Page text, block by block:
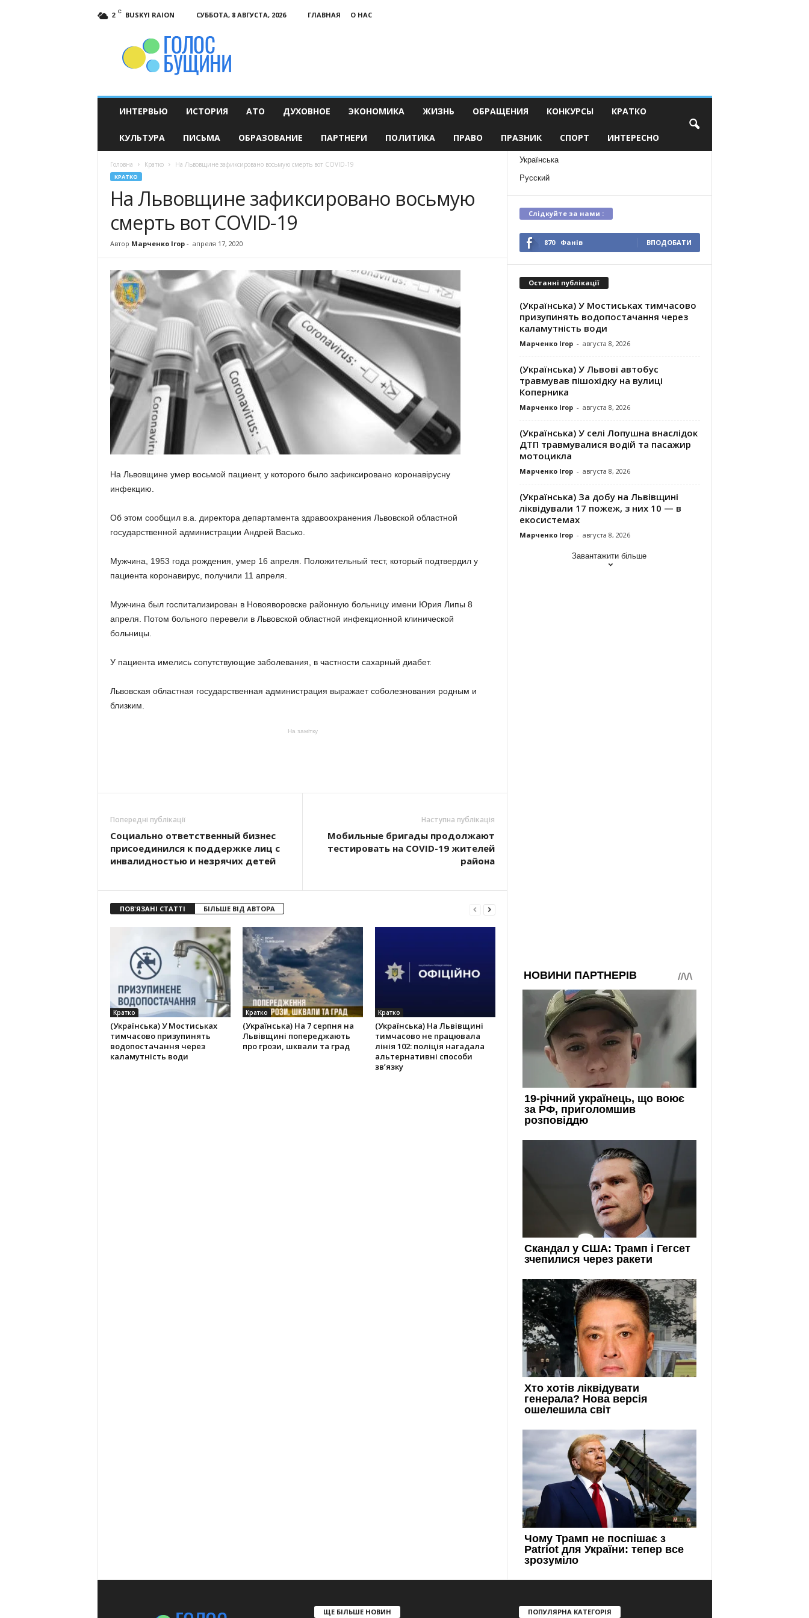
2 C BUSKYI RAION СУББОТА, 8 АВГУСТА, 2026 ГЛАВНАЯ
О НАС
ИНТЕРВЬЮ ИСТОРИЯ АТО ДУХОВНОЕ ЭКОНОМИКА ЖИЗНЬ ОБРАЩЕНИЯ КОНКУРСЫ КРАТКО
КУЛЬТУРА ПИСЬМА ОБРАЗОВАНИЕ ПАРТНЕРИ ПОЛИТИКА ПРАВО ПРАЗНИК СПОРТ ИНТЕРЕСНО
Головна Кратко На Львовщине зафиксировано восьмую смерть вот COVID-19
КРАТКО
На Львовщине зафиксировано восьмую
смерть вот COVID-19
Автор Марченко Ігор- апреля 17, 2020
На Львовщине умер восьмой пациент, у которого было зафиксировано коронавірусну
инфекцию.
Об этом сообщил в.а. директора департамента здравоохранения Львовской областной
государственной администрации Андрей Васько.
Мужчина, 1953 года рождения, умер 16 апреля. Положительный тест, который подтвердил у
пациента коронавирус, получили 11 апреля.
Мужчина был госпитализирован в Новояворовске районную больницу имени Юрия Липы 8
апреля. Потом больного перевели в Львовской областной инфекционной клинической
больницы.
У пациента имелись сопутствующие заболевания, в частности сахарный диабет.
Львовская областная государственная администрация выражает соболезнования родным и
близким.
На замітку
Попередні публікації
Социально ответственный бизнес
присоединился к поддержке лиц с
инвалидностью и незрячих детей
Наступна публікація
Мобильные бригады продолжают
тестировать на COVID-19 жителей
района
ПОВ'ЯЗАНІ СТАТТІ БІЛЬШЕ ВІД АВТОРА
Кратко
(Українська) У Мостиськах
тимчасово призупинять
водопостачання через
каламутність води
Кратко
(Українська) На 7 серпня на
Львівщині попереджають
про грози, шквали та град
Кратко
(Українська) На Львівщині
тимчасово не працювала
лінія 102: поліція нагадала
альтернативні способи
зв’язку
Українська
Русский
Слідкуйте за нами :
870 Фанів ВПОДОБАТИ
Останні публікації
(Українська) У Мостиськах тимчасово
призупинять водопостачання через
каламутність води
Марченко Ігор - августа 8, 2026
(Українська) У Львові автобус
травмував пішохідку на вулиці
Коперника
Марченко Ігор - августа 8, 2026
(Українська) У селі Лопушна внаслідок
ДТП травмувалися водій та пасажир
мотоцикла
Марченко Ігор - августа 8, 2026
(Українська) За добу на Львівщині
ліквідували 17 пожеж, з них 10 — в
екосистемах
Марченко Ігор - августа 8, 2026
Завантажити більше
ЩЕ БІЛЬШЕ НОВИН ПОПУЛЯРНА КАТЕГОРІЯ